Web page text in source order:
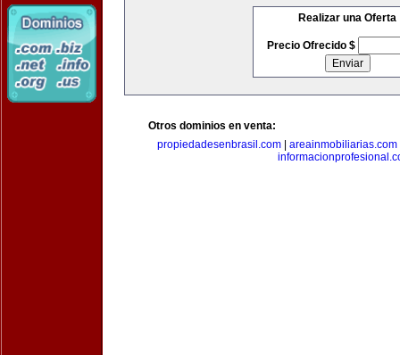
Realizar una Oferta
Precio Ofrecido $
Otros dominios en venta:
propiedadesenbrasil.com
areainmobiliarias.com